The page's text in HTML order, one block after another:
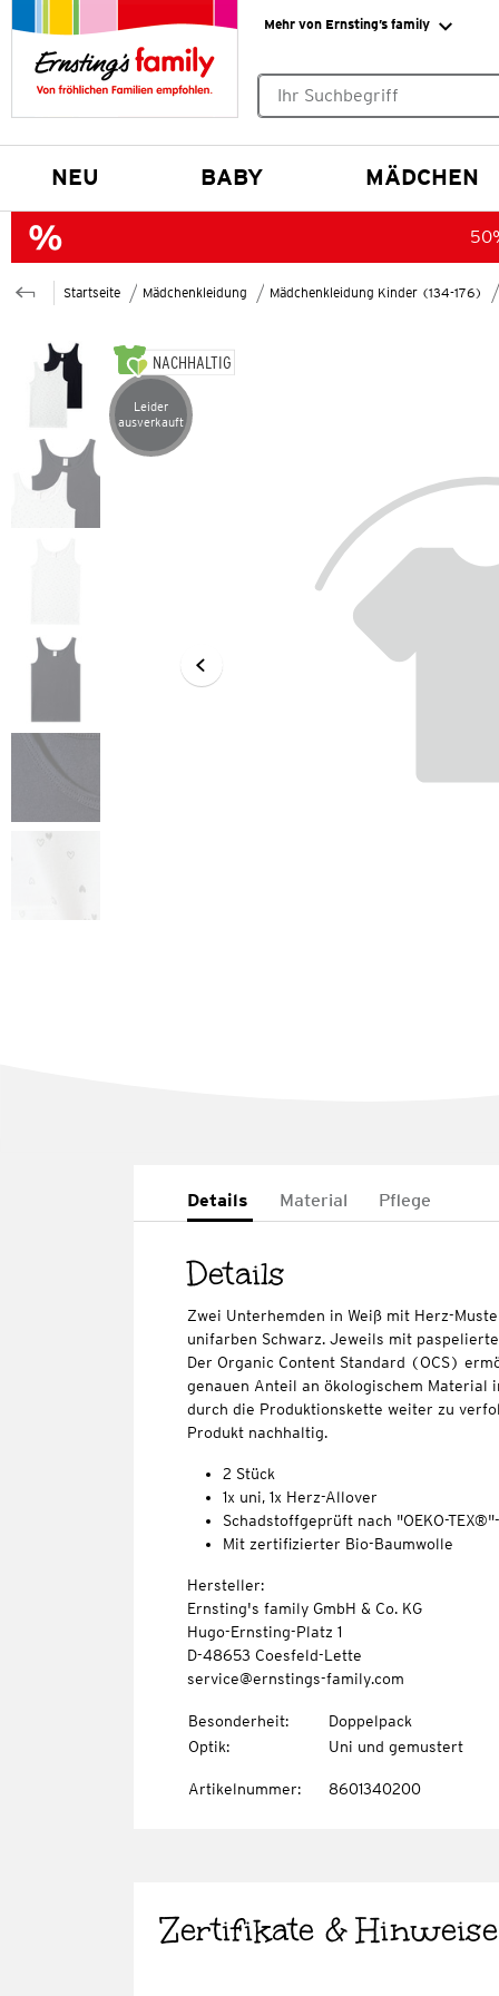
Mehr von Ernsting’s family
NEU BABY MÄDCHEN
Startseite Mädchenkleidung Mädchenkleidung Kinder (134-176)
NACHHALTIG
Artikel leider ausverkauft
Leider
ausverkauft
Details Material Pflege
Details
Zwei Unterhemden in Weiß mit Herz-
unifarben Schwarz. Jeweils mit
Der Organic Content Standard (OCS)
genauen Anteil an ökologischem Material
durch die Produktionskette weiter zu
Produkt nachhaltig.
2 Stück
1x uni, 1x Herz-Allover
Schadstoffgeprüft nach "OEKO-
Mit zertifizierter Bio-Baumwolle
Hersteller:
Ernsting's family GmbH & Co. KG
Hugo-Ernsting-Platz 1
D-48653 Coesfeld-Lette
service@ernstings-family.com
Besonderheit:
Doppelpack
Optik: Uni und gemustert
Artikelnummer: 8601340200
Zertifikate & Hinweise